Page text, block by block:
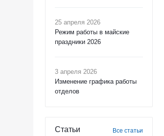
25 апреля 2026
Режим работы в майские
праздники 2026
3 апреля 2026
Изменение графика работы
отделов
Статьи Все статьи